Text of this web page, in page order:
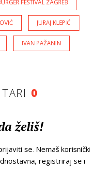
FESTIVAL ZAGREB
JURAJ KLEPIĆ
IVAN PAŽANIN
0
želiš!
se. Nemaš korisnički
registriraj se i